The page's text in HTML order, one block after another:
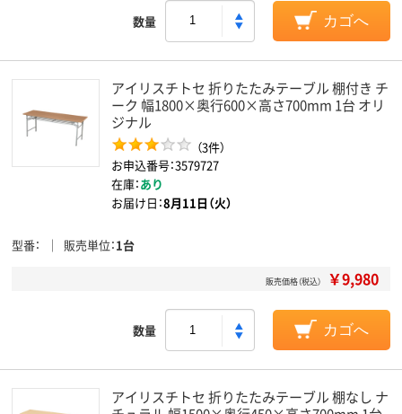
数量 カゴへ
アイリスチトセ 折りたたみテーブル 棚付き チ
ーク 幅1800×奥行600×高さ700mm 1台 オリ
ジナル
（3件）
お申込番号：3579727
在庫：あり
お届け日：8月11日（火）
型番 販売単位 1台
販売価格（税込） ￥9,980
数量 カゴへ
アイリスチトセ 折りたたみテーブル 棚なし ナ